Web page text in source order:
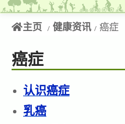
主页 健康资讯 癌症
癌症
认识癌症
乳癌